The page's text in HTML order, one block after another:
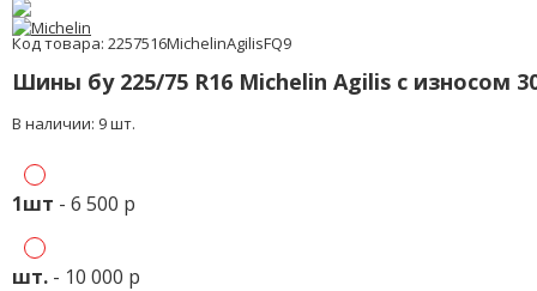
Код товара: 2257516MichelinAgilisFQ9
Шины бу 225/75 R16 Michelin Agilis с износом
В наличии: 9 шт.
1шт - 6 500 р
шт. - 10 000 р